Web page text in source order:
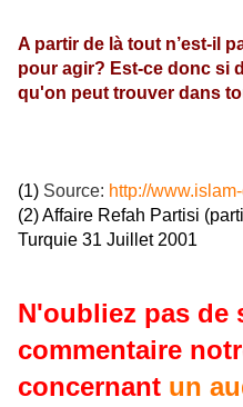
A partir de là tout n’est-il
pour agir? Est-ce donc si
qu'on peut trouver dans
(1) Source: http://
(2) Affaire Refah Partisi
Turquie 31 Juillet 2001
N'oubliez pas de
commentaire
concernant un